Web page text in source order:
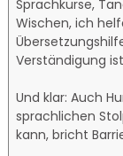
Sprachkurse,
Wischen, ich
Verständigung
Und klar: Auch
sprachlichen
kann, bricht